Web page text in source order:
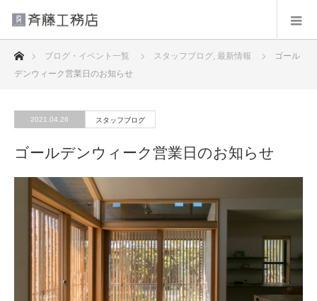
ホームブログ・イベント一覧 スタッフブログ, 最新情報
ゴール
デンウィーク営業日のお知らせ
2021.04.26 スタッフブログ
ゴールデンウィーク営業日のお知らせ